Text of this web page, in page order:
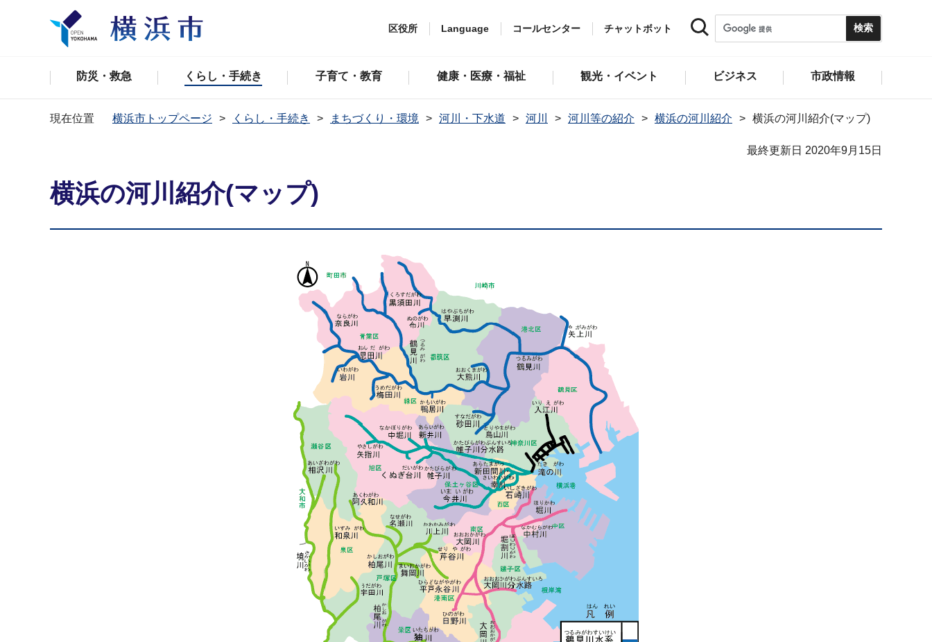
区役所 Language コールセンター チャットボット
防災・救急 くらし・手続き 子育て・教育 健康・医療・福祉 観光・イベント ビジネス 市政情報
現在位置 横浜市トップページ くらし・手続き まちづくり・環境 河川・下水道 河川 河川等の紹介 横浜の河川紹介 横浜の河川紹介(マップ)
最終更新日 2020年9月15日
横浜の河川紹介(マップ)